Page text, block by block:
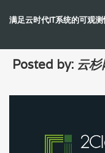
满足云时代IT系统的可观
Posted by: 云